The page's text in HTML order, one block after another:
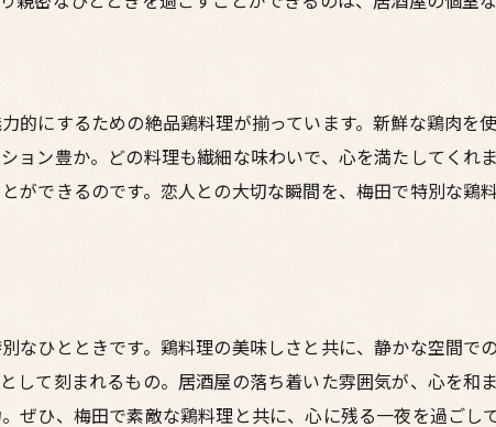
的にするための絶品鶏料理が揃っています。新鮮な鶏肉を
ョン豊か。どの料理も繊細な味わいで、心を満たしてくれ
ができるのです。恋人との大切な瞬間を、梅田で特別な
なひとときです。鶏料理の美味しさと共に、静かな空間で
して刻まれるもの。居酒屋の落ち着いた雰囲気が、心を和
ぜひ、梅田で素敵な鶏料理と共に、心に残る一夜を過ご